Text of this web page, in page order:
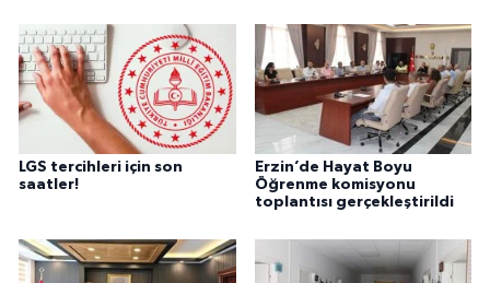
LGS tercihleri için son
saatler!
Erzin’de Hayat Boyu
Öğrenme komisyonu
toplantısı gerçekleştirildi